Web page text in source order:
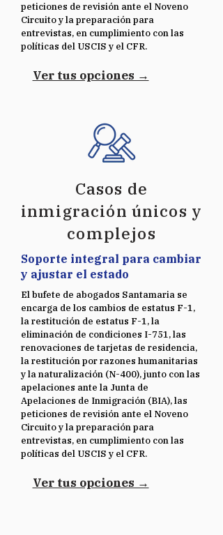
peticiones de revisión ante el Noveno
Circuito y la preparación para
entrevistas, en cumplimiento con las
políticas del USCIS y el CFR.
Ver tus opciones →
Casos de
inmigración únicos y
complejos
Soporte integral para cambiar
y ajustar el estado
El bufete de abogados Santamaria se
encarga de los cambios de estatus F-1,
la restitución de estatus F-1, la
eliminación de condiciones I-751, las
renovaciones de tarjetas de residencia,
la restitución por razones humanitarias
y la naturalización (N-400), junto con las
apelaciones ante la Junta de
Apelaciones de Inmigración (BIA), las
peticiones de revisión ante el Noveno
Circuito y la preparación para
entrevistas, en cumplimiento con las
políticas del USCIS y el CFR.
Ver tus opciones →